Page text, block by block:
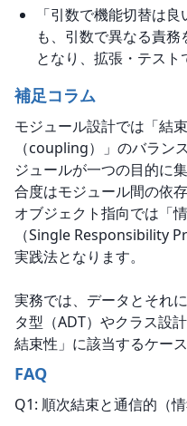
「引数で機能切替は
も、引数で異なる責
となり、拡張・テスト
補足コラム
モジュール設計では「結
（coupling）」のバラン
ジュールが一つの目的に
合度はモジュール間の依
オブジェクト指向では「
（Single Responsibility
実践法となります。
実務では、データとそれ
タ型（ADT）やクラス設
結束性」に該当するケース
FAQ
Q1: 順次結束と通信的（